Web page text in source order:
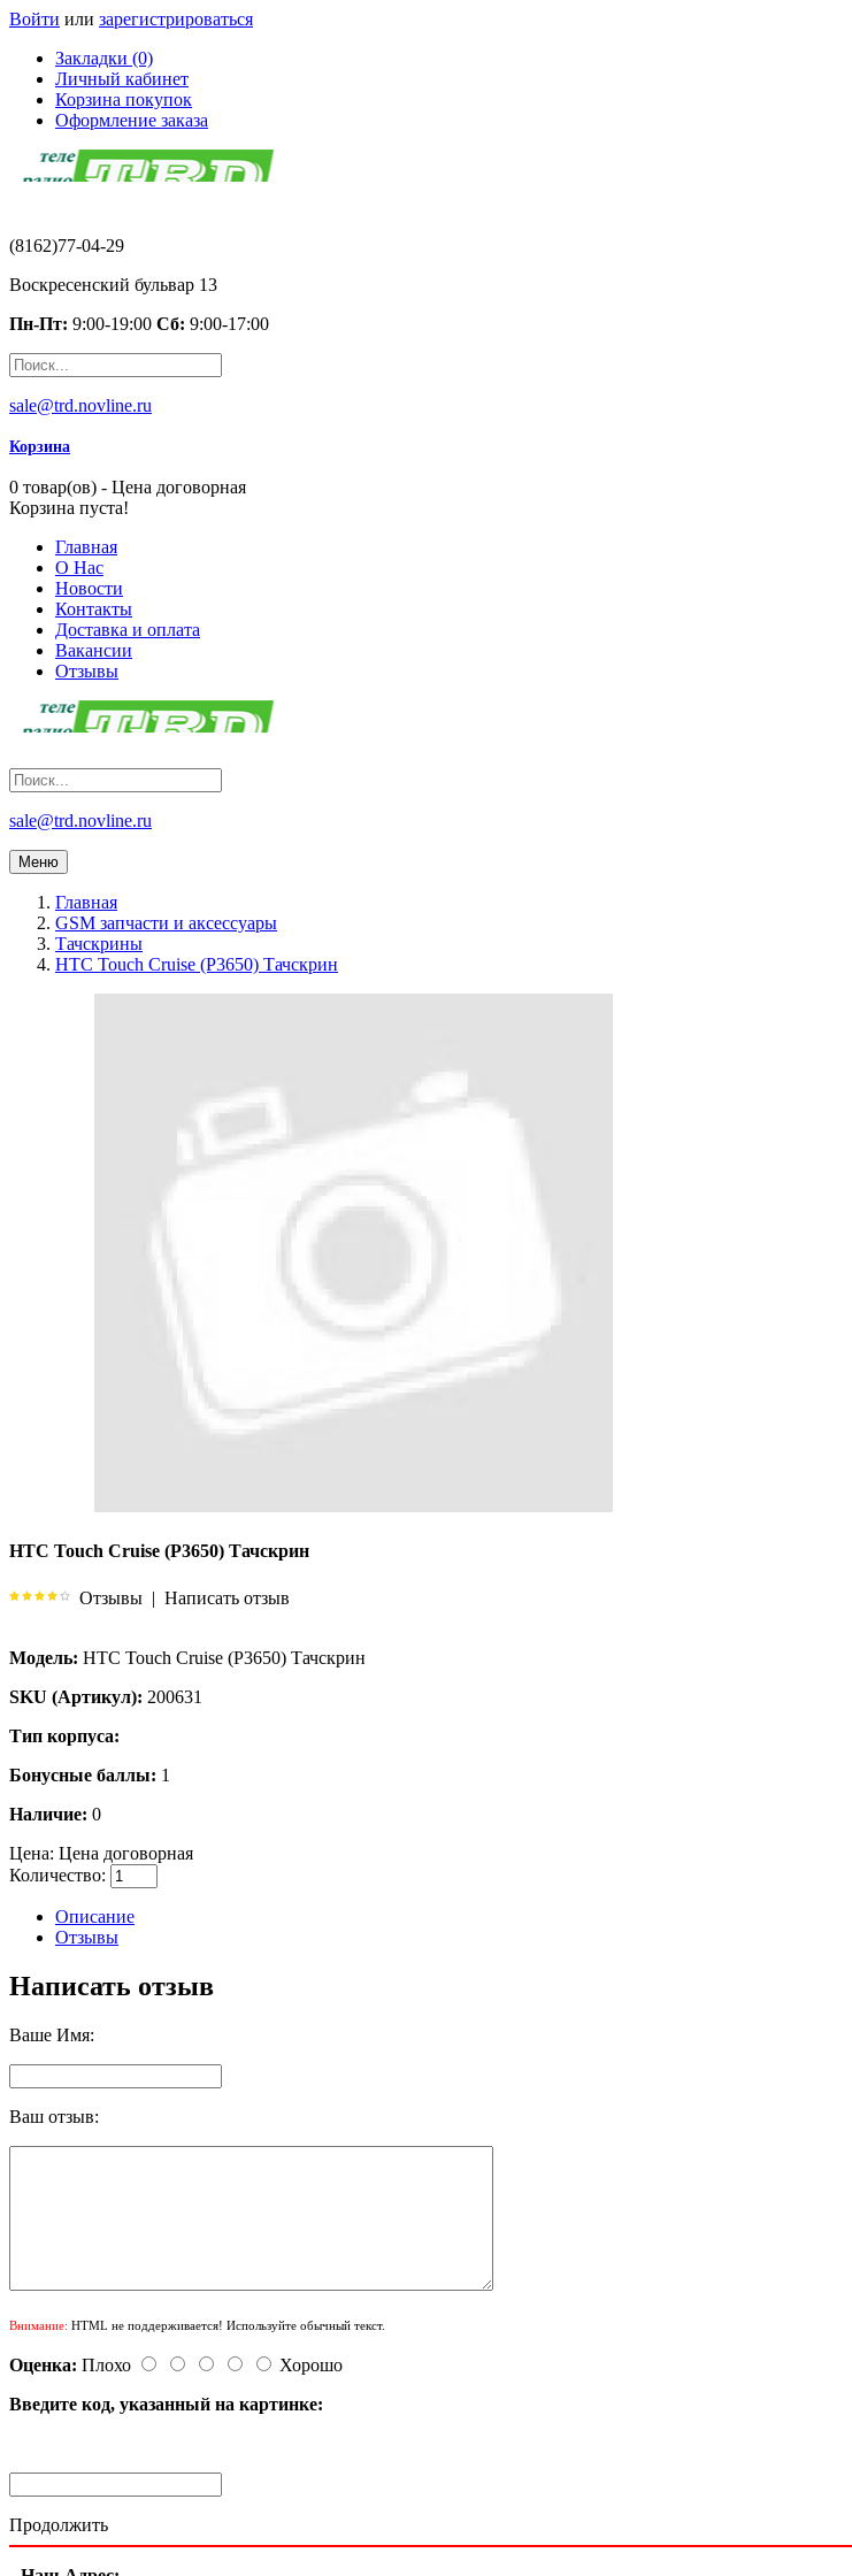
Войти или зарегистрироваться
Закладки (0)
Личный кабинет
Корзина покупок
Оформление заказа
(8162)77-04-29
Воскресенский бульвар 13
Пн-Пт: 9:00-19:00 Сб: 9:00-17:00
sale@trd.novline.ru
Корзина
0 товар(ов) - Цена договорная
Корзина пуста!
Главная
О Нас
Новости
Контакты
Доставка и оплата
Вакансии
Отзывы
sale@trd.novline.ru
Меню
Главная
GSM запчасти и аксессуары
Тачскрины
HTC Touch Cruise (P3650) Тачскрин
HTC Touch Cruise (P3650) Тачскрин
Отзывы | Написать отзыв
Модель: HTC Touch Cruise (P3650) Тачскрин
SKU (Артикул): 200631
Тип корпуса:
Бонусные баллы: 1
Наличие: 0
Цена: Цена договорная
Количество:
Описание
Отзывы
Написать отзыв
Ваше Имя:
Ваш отзыв:
Внимание: HTML не поддерживается! Используйте обычный текст.
Оценка: Плохо
Хорошо
Введите код, указанный на картинке:
Продолжить